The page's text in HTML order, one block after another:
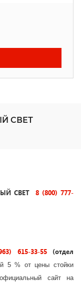
СВЕТ
СВЕТ
8 (800) 777-
615-33-55(отдел
5 % от цены стойки
сайт на